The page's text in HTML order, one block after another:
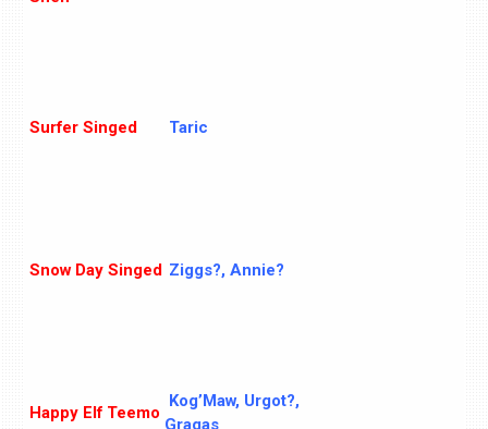
Surfer Singed Taric
Snow Day Singed Ziggs?, Annie?
Happy Elf Teemo
Kog’Maw, Urgot?,
Gragas